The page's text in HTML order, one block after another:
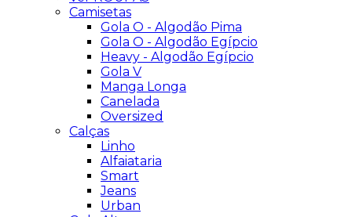
Camisetas
Gola O - Algodão Pima
Gola O - Algodão Egípcio
Heavy - Algodão Egípcio
Gola V
Manga Longa
Canelada
Oversized
Calças
Linho
Alfaiataria
Smart
Jeans
Urban